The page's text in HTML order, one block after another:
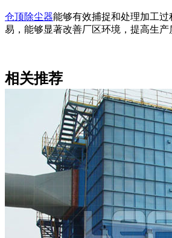
仓顶除尘器能够有效捕捉和处理加工
易，能够显著改善厂区环境，提高生产
相关推荐